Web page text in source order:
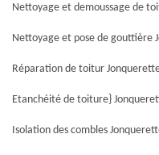
Nettoyage et demoussage de
Nettoyage et pose de gouttière
Réparation de toitur
Etanchéité de toiture}
Isolation des combles